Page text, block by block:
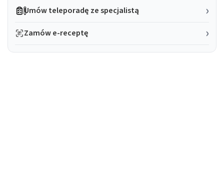
Umów teleporadę ze specjalistą
Zamów e-receptę